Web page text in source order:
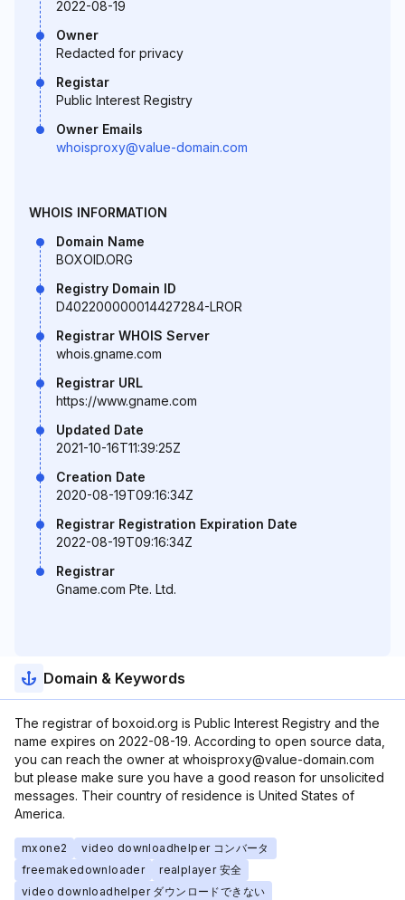
2022-08-19
Owner
Redacted for privacy
Registar
Public Interest Registry
Owner Emails
whoisproxy@value-domain.com
WHOIS INFORMATION
Domain Name
BOXOID.ORG
Registry Domain ID
D402200000014427284-LROR
Registrar WHOIS Server
whois.gname.com
Registrar URL
https://www.gname.com
Updated Date
2021-10-16T11:39:25Z
Creation Date
2020-08-19T09:16:34Z
Registrar Registration Expiration Date
2022-08-19T09:16:34Z
Registrar
Gname.com Pte. Ltd.
Domain & Keywords
The registrar of boxoid.org is Public Interest Registry and the
name expires on 2022-08-19. According to open source data,
you can reach the owner at whoisproxy@value-domain.com
but please make sure you have a good reason for unsolicited
messages. Their country of residence is United States of
America.
mxone2
video downloadhelper コンバータ
freemakedownloader
realplayer 安全
video downloadhelper ダウンロードできない